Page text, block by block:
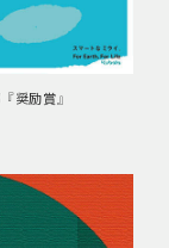
奨励賞』